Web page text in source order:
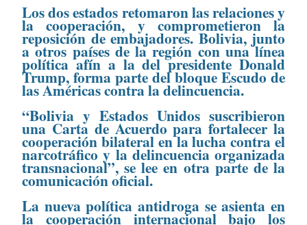
Los dos estados retomaron las relaciones y
la cooperación, y comprometieron la
reposición de embajadores. Bolivia, junto
a otros países de la región con una línea
política afín a la del presidente Donald
Trump, forma parte del bloque Escudo de
las Américas contra la delincuencia.
“Bolivia y Estados Unidos suscribieron
una Carta de Acuerdo para fortalecer la
cooperación bilateral en la lucha contra el
narcotráfico y la delincuencia organizada
transnacional”, se lee en otra parte de la
comunicación oficial.
La nueva política antidroga se asienta en
la cooperación internacional bajo los